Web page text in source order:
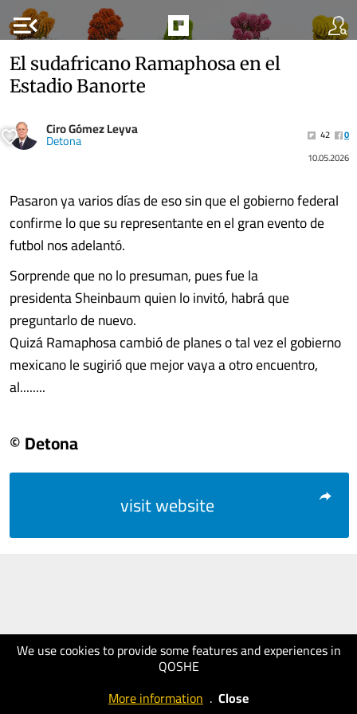
menu_open
We use cookies to provide some features and experiences in
QOSHE
More information . Close
El sudafricano Ramaphosa en el
Estadio Banorte
Ciro Gómez Leyva
Detona 42
0
10.05.2026
Pasaron ya varios días de eso sin que el gobierno federal
confirme lo que su representante en el gran evento de
futbol nos adelantó.
Sorprende que no lo presuman, pues fue la
presidenta Sheinbaum quien lo invitó, habrá que
preguntarlo de nuevo.
Quizá Ramaphosa cambió de planes o tal vez el gobierno
mexicano le sugirió que mejor vaya a otro encuentro,
al........
© Detona
visit website